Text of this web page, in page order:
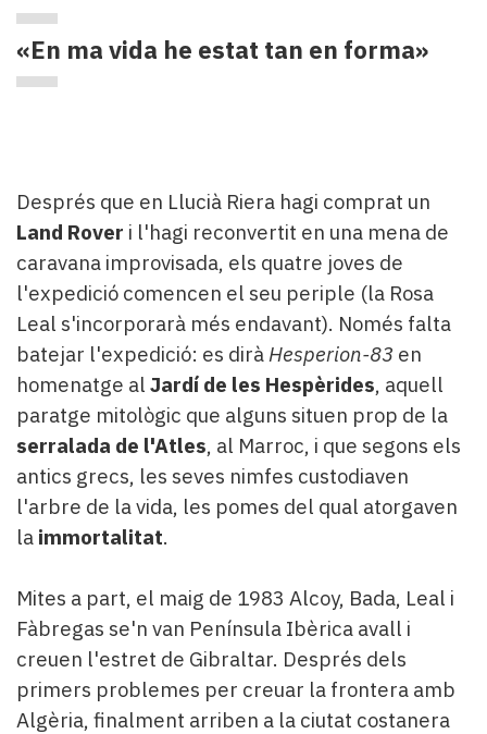
«En ma vida he estat tan en forma»
Després que en Llucià Riera hagi comprat un
Land Rover i l'hagi reconvertit en una mena de
caravana improvisada, els quatre joves de
l'expedició comencen el seu periple (la Rosa
Leal s'incorporarà més endavant). Només falta
batejar l'expedició: es diràHesperion-83 en
homenatge al Jardí de les Hespèrides, aquell
paratge mitològic que alguns situen prop de la
serralada de l'Atles, al Marroc, i que segons els
antics grecs, les seves nimfes custodiaven
l'arbre de la vida, les pomes del qual atorgaven
la immortalitat.
Mites a part, el maig de 1983 Alcoy, Bada, Leal i
Fàbregas se'n van Península Ibèrica avall i
creuen l'estret de Gibraltar. Després dels
primers problemes per creuar la frontera amb
Algèria, finalment arriben a la ciutat costanera